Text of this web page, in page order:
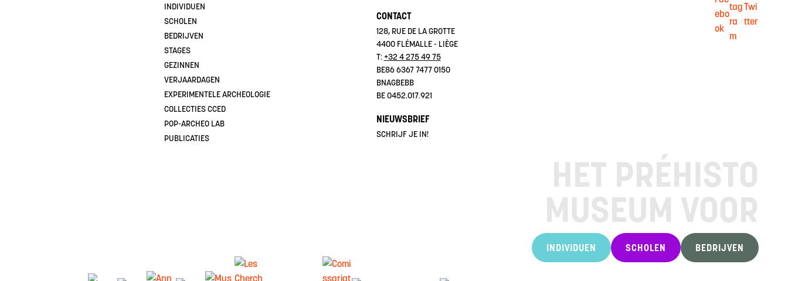
INDIVIDUEN
SCHOLEN
BEDRIJVEN
STAGES
GEZINNEN
VERJAARDAGEN
EXPERIMENTELE ARCHEOLOGIE
COLLECTIES CCED
POP-ARCHEO LAB
PUBLICATIES
CONTACT
128, RUE DE LA GROTTE
4400 FLÉMALLE - LIÈGE
T:+32 4 275 49 75
BE86 6367 7477 0150
BNAGBEBB
BE 0452.017.921
NIEUWSBRIEF
SCHRIJF JE IN!
HET PRÉHISTO
MUSEUM VOOR
INDIVIDUEN SCHOLEN BEDRIJVEN